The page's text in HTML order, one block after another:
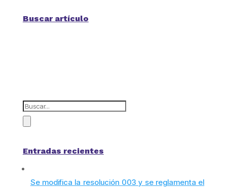
Buscar artículo
Entradas recientes
Se modifica la resolución 003 y se reglamenta el